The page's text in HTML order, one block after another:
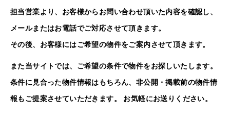
担当営業より、お客様からお問い合わせ頂いた内容を確認し、
メールまたはお電話でご対応させて頂きます。
その後、お客様にはご希望の物件をご案内させて頂きます。
また当サイトでは、ご希望の条件で物件をお探しいたします。
条件に見合った物件情報はもちろん、非公開・掲載前の物件情
報もご提案させていただきます。 お気軽にお送りください。